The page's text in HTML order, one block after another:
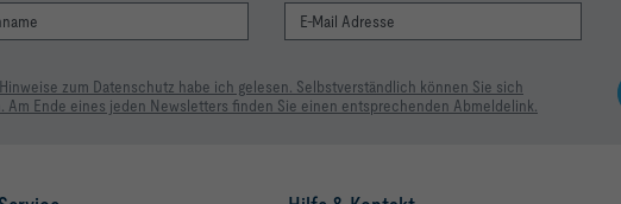
zum Datenschutz habe ich gelesen. Selbstverständlich können Sie sich
Ende eines jeden Newsletters finden Sie einen entsprechenden Abmeldelink.